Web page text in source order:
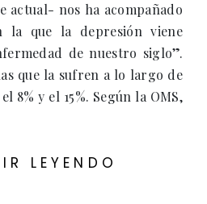
actual- nos ha acompañado
la que la depresión viene
de nuestro siglo”.
que la sufren a lo largo de
8% y el 15%. Según la OMS,
LEYENDO